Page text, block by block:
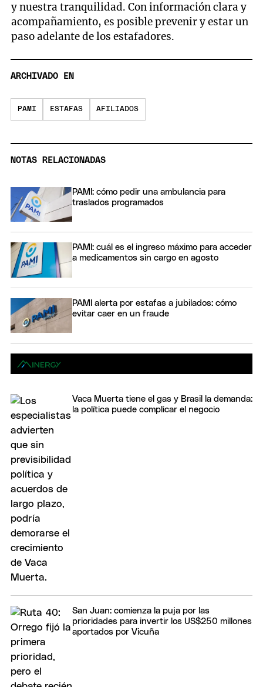
y nuestra tranquilidad. Con información clara y
acompañamiento, es posible prevenir y estar un
paso adelante de los estafadores.
ARCHIVADO EN
PAMI ESTAFAS AFILIADOS
NOTAS RELACIONADAS
PAMI: cómo pedir una ambulancia para
traslados programados
PAMI: cuál es el ingreso máximo para acceder
a medicamentos sin cargo en agosto
PAMI alerta por estafas a jubilados: cómo
evitar caer en un fraude
Vaca Muerta tiene el gas y Brasil la demanda:
la política puede complicar el negocio
San Juan: comienza la puja por las
prioridades para invertir los US$250 millones
aportados por Vicuña